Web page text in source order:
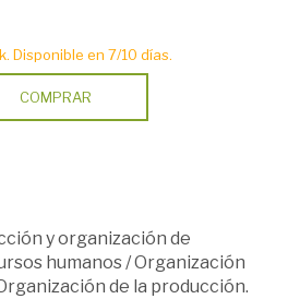
Disponible en 7/10 días.
COMPRAR
y organización de
humanos/Organización
de la producción.